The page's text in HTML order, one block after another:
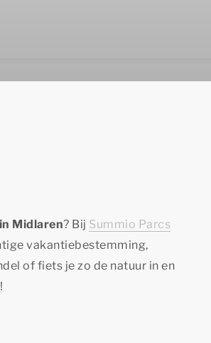
Midlaren? Bij Summio Parcs
vakantiebestemming,
of fiets je zo de natuur in en